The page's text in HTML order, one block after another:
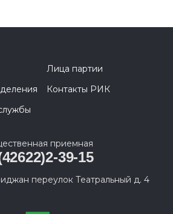
Лица партии
Контакты РИК
приемная
39-15
переулок Театральный д. 4